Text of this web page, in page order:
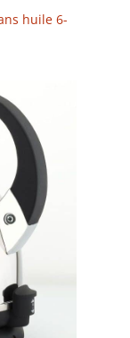
huile 6-